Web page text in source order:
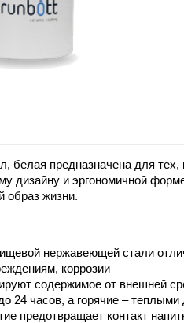
белая предназначена для тех,
дизайну и эргономичной
образ жизни.
нержавеющей стали
коррозии
содержимое от внешней
24 часов, а горячие – теплыми
предотвращает контакт